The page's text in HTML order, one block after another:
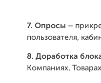
7. Опросы –
пользователя,
8. Доработка
Компаниях,